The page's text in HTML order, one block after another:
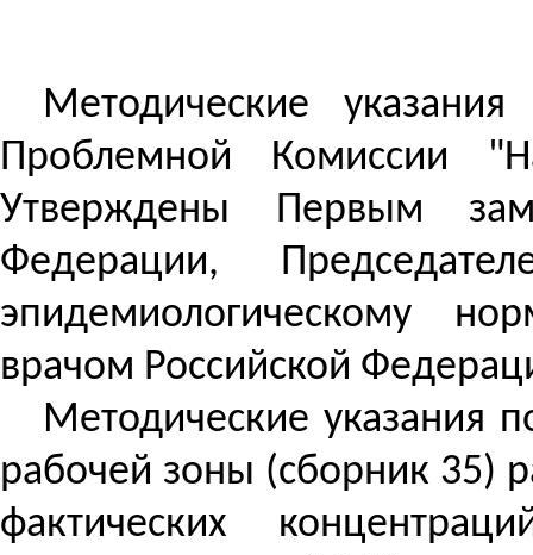
Методические
Проблемной Комиссии
Утверждены Первым
Федерации,
эпидемиологическому
врачом Российской
Методические указания
рабочей зоны (сборник 35)
фактических